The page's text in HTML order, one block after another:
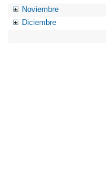
Noviembre
Diciembre